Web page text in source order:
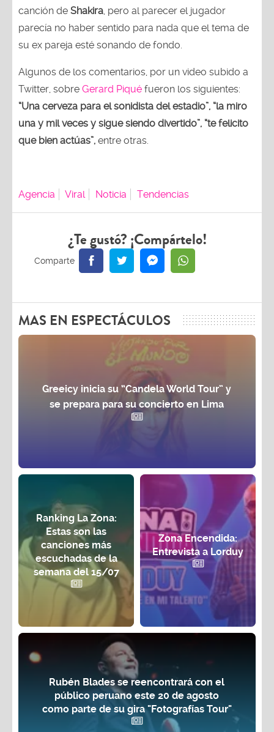
canción de Shakira , pero al parecer el jugador
parecía no haber sentido para nada que el tema de
su ex pareja esté sonando de fondo.
Algunos de los comentarios, por un video subido a
Twitter, sobre Gerard Piqué fueron los siguientes:
“Una cerveza para el sonidista del estadio”, “la miro
una y mil veces y sigue siendo divertido”, “te felicito
que bien actúas”, entre otras.
Agencia Viral Noticia Tendencias
¿Te gustó? ¡Compártelo!
MAS EN ESPECTÁCULOS
Greeicy inicia su “Candela World Tour” y
se prepara para su concierto en Lima
Ranking La Zona:
Estas son las
canciones más
escuchadas de la
semana del 15/07
Zona Encendida:
Entrevista a Lorduy
Rubén Blades se reencontrará con el
público peruano este 20 de agosto
como parte de su gira "Fotografías Tour"